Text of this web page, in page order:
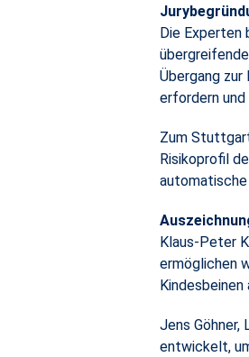
Die Experten
Übergang
erfordern
Zum
Risikoprofil
automatische
Klaus-Peter
ermöglichen
​​​​​​​Jens Göhner,
entwickelt,